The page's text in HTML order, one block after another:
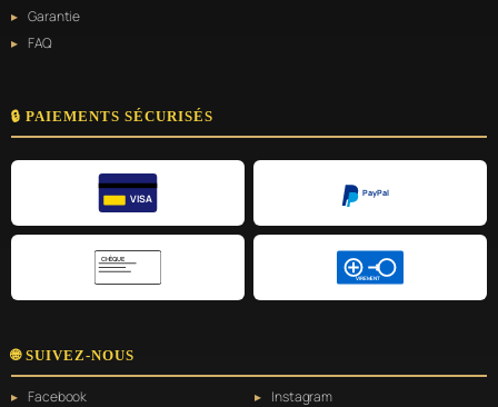
Garantie
FAQ
🔒 PAIEMENTS SÉCURISÉS
VISA
PayPal
CHÈQUE
VIREMENT
🌐 SUIVEZ-NOUS
Facebook Instagram